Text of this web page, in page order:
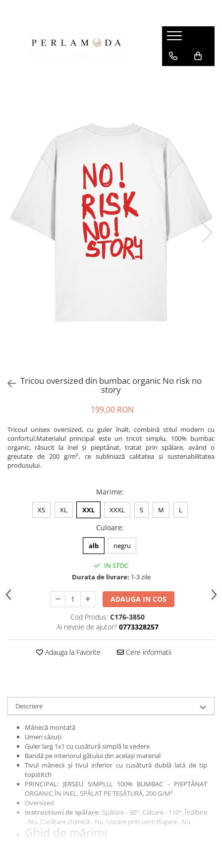
Tricou oversized din bumbac organic No risk no
story
199,00 RON
Tricoul unisex oversized, cu guler înalt, combină stilul modern cu
confortul.Materialul principal este un tricot simplu, 100% bumbac
organic, răsucit la inel și pieptănat, tratat prin spălare, având o
greutate de 200 g/m², ce subliniază calitatea și sustenabilitatea
produsului.
Marime:
XS XL XXL XXXL S M L
Culoare:
alb negru
IN STOC
Durata de livrare: 1-3 zile
ADAUGA IN COS
Cod Produs: C176-3850
Ai nevoie de ajutor? 0773328257
Adauga la Favorite Cere informatii
Descriere
Mânecă montată
Umeri căzuți
Guler larg 1x1 cu cusătură simplă la vedere
Bandă pe interiorul gâtului din același material
Tivul mânecii și tivul inferior cu cusătură dublă lată de tip
topstitch
PRINCIPAL: JERSEU SIMPLU, 100% BUMBAC - PIEPTĂNAT
ORGANIC ÎN INEL, SPĂLAT PE TESĂTURĂ, 200 G/M²
Oversized
Instrucțiuni de spălare: Spălare - 30°, Călcare - 110°, Înălbire
- Nu, Curățare chimică - Nu, Uscare prin centrifugare - Nu
Ghid de mărimi